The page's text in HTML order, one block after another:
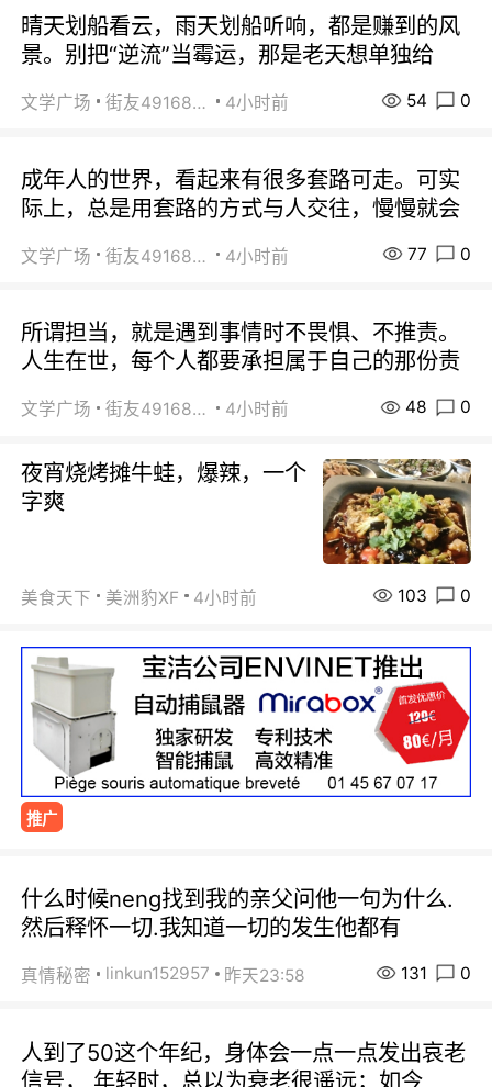
晴天划船看云，雨天划船听响，都是赚到的风
景。别把“逆流”当霉运，那是老天想单独给
文学广场 街友49168527 4小时前 54 0
成年人的世界，看起来有很多套路可走。可实
际上，总是用套路的方式与人交往，慢慢就会
文学广场 街友49168527 4小时前 77 0
所谓担当，就是遇到事情时不畏惧、不推责。
人生在世，每个人都要承担属于自己的那份责
文学广场 街友49168527 4小时前 48 0
夜宵烧烤摊牛蛙，爆辣，一个
字爽
美食天下 美洲豹XF 4小时前 103 0
推广
什么时候neng找到我的亲父问他一句为什么.
然后释怀一切.我知道一切的发生他都有
真情秘密 linkun152957 昨天23:58 131 0
人到了50这个年纪，身体会一点一点发出哀老
信号， 年轻时，总以为衰老很遥远；如今